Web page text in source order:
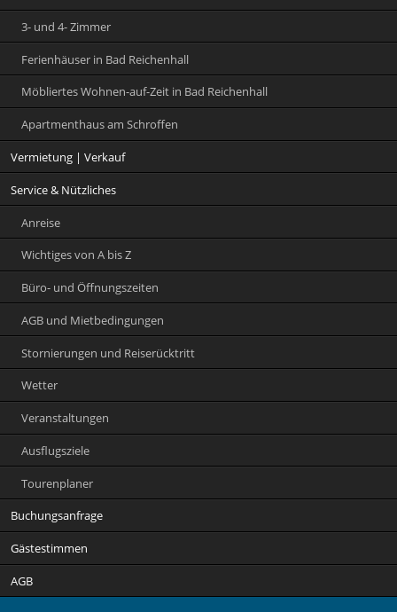
3- und 4- Zimmer
Ferienhäuser in Bad Reichenhall
Möbliertes Wohnen-auf-Zeit in Bad Reichenhall
Apartmenthaus am Schroffen
Vermietung | Verkauf
Service & Nützliches
Anreise
Wichtiges von A bis Z
Büro- und Öffnungszeiten
AGB und Mietbedingungen
Stornierungen und Reiserücktritt
Wetter
Veranstaltungen
Ausflugsziele
Tourenplaner
Buchungsanfrage
Gästestimmen
AGB